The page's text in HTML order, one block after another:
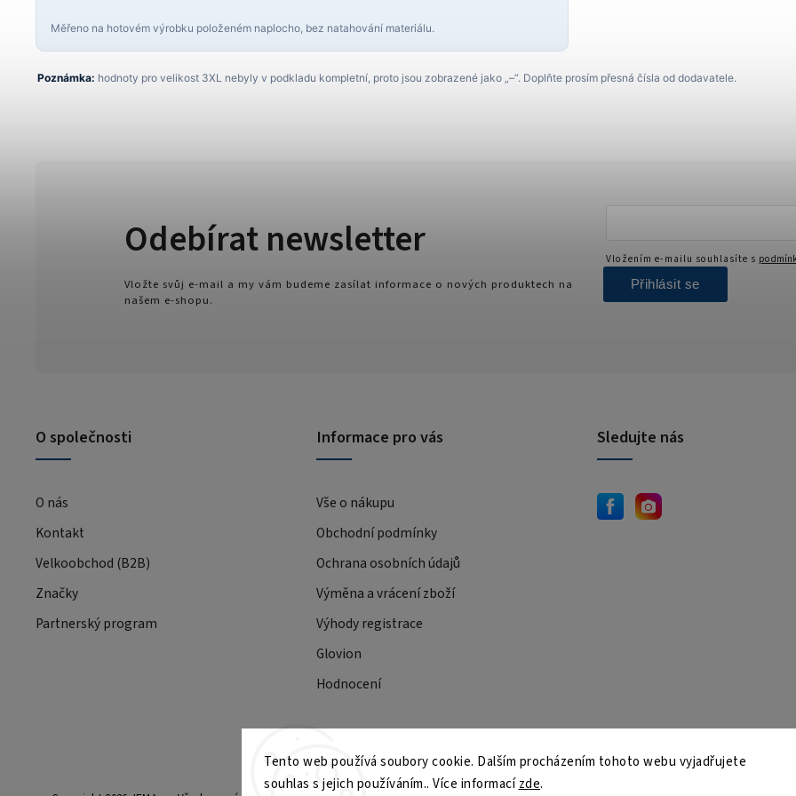
Tento web používá soubory cookie. Dalším procházením tohoto webu vyjadřujete
souhlas s jejich používáním.. Více informacízde.
Měřeno na hotovém výrobku položeném naplocho, bez natahování materiálu.
Poznámka: hodnoty pro velikost 3XL nebyly v podkladu kompletní, proto jsou zobrazené jako „–“. Doplňte prosím přesná čísla od dodavatele.
O společnosti
O nás
Kontakt
Velkoobchod (B2B)
Značky
Partnerský program
Informace pro vás
Vše o nákupu
Obchodní podmínky
Ochrana osobních údajů
Výměna a vrácení zboží
Výhody registrace
Glovion
Hodnocení
Odebírat newsletter
Vložte svůj e-mail a my vám budeme zasílat informace o nových produktech na
našem e-shopu.
Vložením e-mailu souhlasíte s
Přihlásit se
Sledujte nás
JEMA.sk